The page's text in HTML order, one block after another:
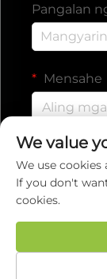
Pangalan
Mensahe
We value
We use
If you don't
cookies.